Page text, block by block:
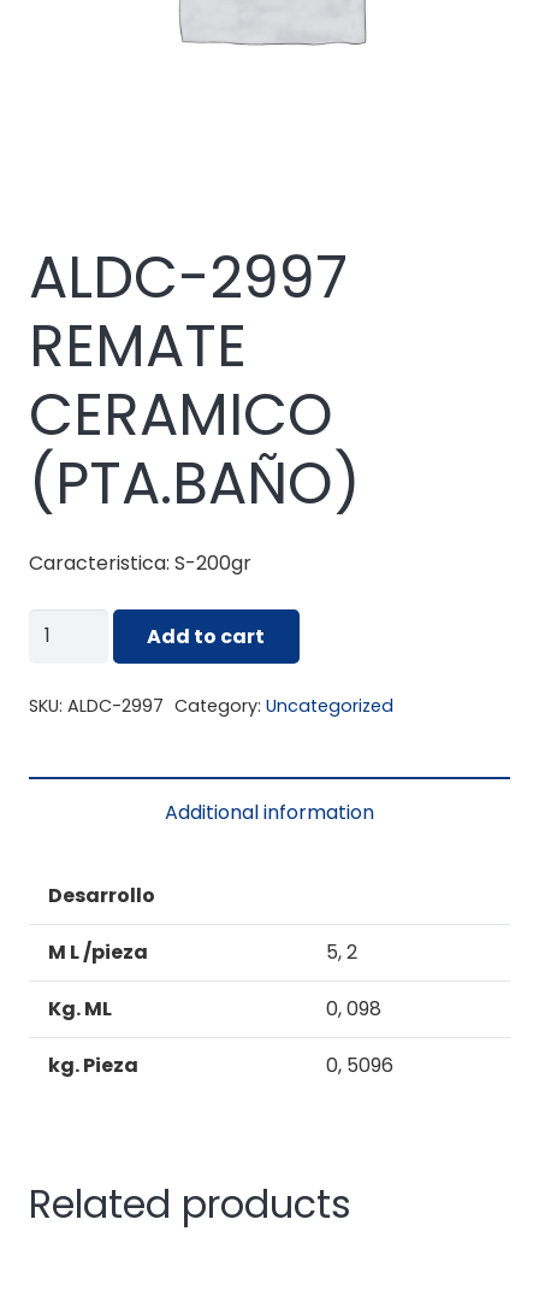
ALDC-2997
REMATE
CERAMICO
(PTA.BAÑO)
Caracteristica: S-200gr
ALDC-
Add to cart
SKU: ALDC-2997 Category: Uncategorized
Additional information
Desarrollo
M L /pieza 5, 2
Kg. ML 0, 098
kg. Pieza 0, 5096
Related products